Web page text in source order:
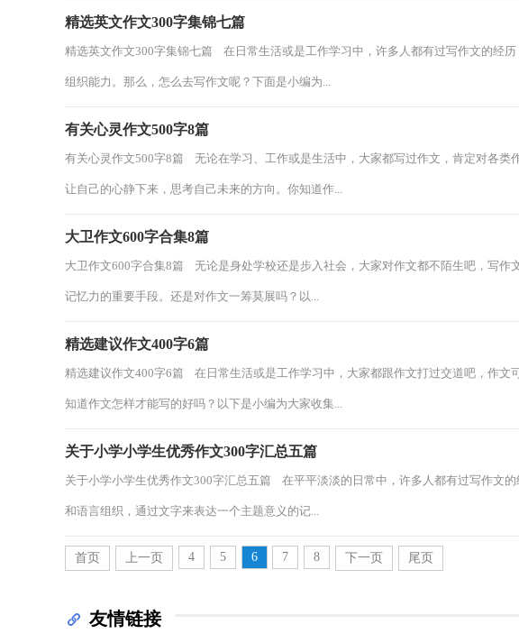
精选英文作文300字集锦七篇
精选英文作文300字集锦七篇 在日常生活或是工作学习中，许多人都有过写作文的经
组织能力。那么，怎么去写作文呢？下面是小编为...
有关心灵作文500字8篇
有关心灵作文500字8篇 无论在学习、工作或是生活中，大家都写过作文，肯定对各类
让自己的心静下来，思考自己未来的方向。你知道作...
大卫作文600字合集8篇
大卫作文600字合集8篇 无论是身处学校还是步入社会，大家对作文都不陌生吧，写作
记忆力的重要手段。还是对作文一筹莫展吗？以...
精选建议作文400字6篇
精选建议作文400字6篇 在日常生活或是工作学习中，大家都跟作文打过交道吧，作文
知道作文怎样才能写的好吗？以下是小编为大家收集...
关于小学小学生优秀作文300字汇总五篇
关于小学小学生优秀作文300字汇总五篇 在平平淡淡的日常中，许多人都有过写作文
和语言组织，通过文字来表达一个主题意义的记...
首页 上一页 4 5 6 7 8 下一页 尾页
友情链接